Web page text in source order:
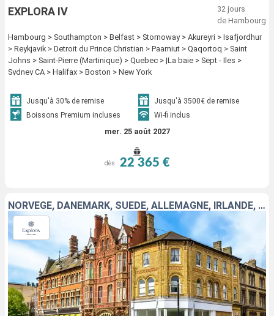
EXPLORA IV
32 jours
de Hambourg
Hambourg > Southampton > Belfast > Stornoway > Akureyri > Isafjordhur
> Reykjavik > Detroit du Prince Christian > Paamiut > Qaqortoq > Saint
Johns > Saint-Pierre (Martinique) > Quebec > |La baie > Sept - Iles >
Sydney CA > Halifax > Boston > New York
Jusqu'à 30% de remise
Jusqu'à 3500€ de remise
Boissons Premium incluses
Wi-fi inclus
mer. 25 août 2027
dès 22 365 €
NORVÈGE, DANEMARK, SUÈDE, ALLEMAGNE, IRLANDE, ROYAUME-UNI, ISLANDE, GRÖENLAND, ANTIGUA-ET-BARBUDA, MARTINIQUE, CANADA, ÉTATS-UNIS